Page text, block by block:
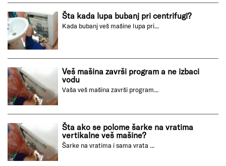
Šta kada lupa bubanj pri centrifugi?
Kada bubanj veš mašine lupa pri...
Veš mašina završi program a ne izbaci
vodu
Vaša veš mašina završi program...
Šta ako se polome šarke na vratima
vertikalne veš mašine?
Šarke na vratima i sama vrata ...